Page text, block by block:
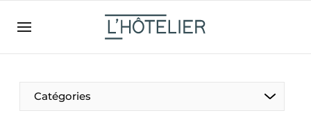
BE
EN
NL
EN
Catégories